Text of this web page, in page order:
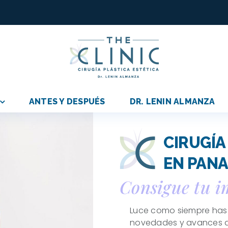
ANTES Y DESPUÉS DR. LENIN ALMANZA
EN
Consigue tu
Luce como siempre
novedades y avances